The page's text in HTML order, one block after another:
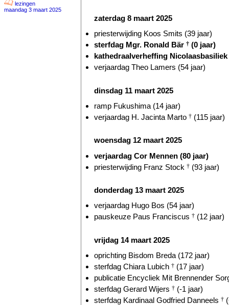
lezingen
maandag 3 maart 2025
zaterdag 8 maart 2025
priesterwijding Koos Smits (39 jaar)
sterfdag Mgr. Ronald Bär † (0 jaar)
kathedraalverheffing
verjaardag Theo Lamers (54 jaar)
dinsdag 11 maart 2025
ramp Fukushima (14 jaar)
verjaardag H. Jacinta Marto † (115 jaar)
woensdag 12 maart 2025
verjaardag Cor Mennen (80 jaar)
priesterwijding Franz Stock † (93 jaar)
donderdag 13 maart 2025
verjaardag Hugo Bos (54 jaar)
pauskeuze Paus Franciscus † (12 jaar)
vrijdag 14 maart 2025
oprichting Bisdom Breda (172 jaar)
sterfdag Chiara Lubich † (17 jaar)
publicatie Encycliek Mit Brennender
sterfdag Gerard Wijers † (-1 jaar)
sterfdag Kardinaal Godfried Danneels †